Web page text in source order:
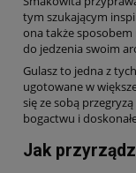
tym szukającym
ona także sposobem
do jedzenia swoim
Gulasz to jedna z
ugotowane w
się ze sobą
bogactwu i
Jak